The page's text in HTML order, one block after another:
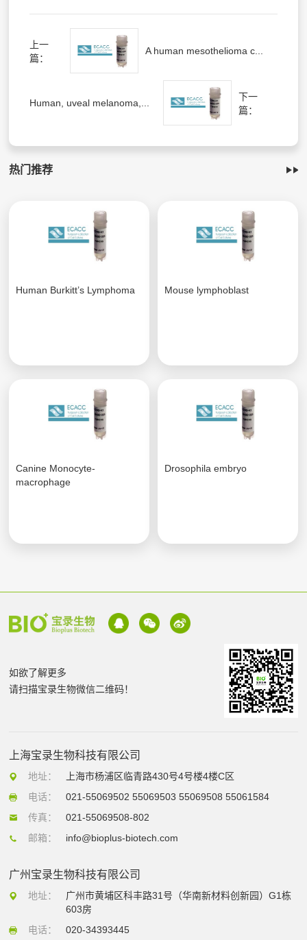
上一
篇：
A human mesothelioma c...
Human, uveal melanoma,...
下一
篇：
热门推荐
Human Burkitt’s Lymphoma Mouse lymphoblast
Canine Monocyte-
macrophage
Drosophila embryo
如欲了解更多
请扫描宝录生物微信二维码！
上海宝录生物科技有限公司
地址：
上海市杨浦区临青路430号4号楼4楼C区
电话：
021-55069502 55069503 55069508 55061584
传真：
021-55069508-802
邮箱：
info@bioplus-biotech.com
广州宝录生物科技有限公司
地址：
广州市黄埔区科丰路31号（华南新材料创新园）G1栋
603房
电话：
020-34393445